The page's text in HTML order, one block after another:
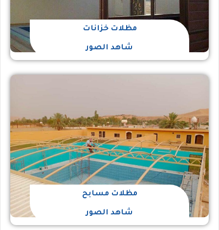
مظلات خزانات
شاهد الصور
مظلات مسابح
شاهد الصور